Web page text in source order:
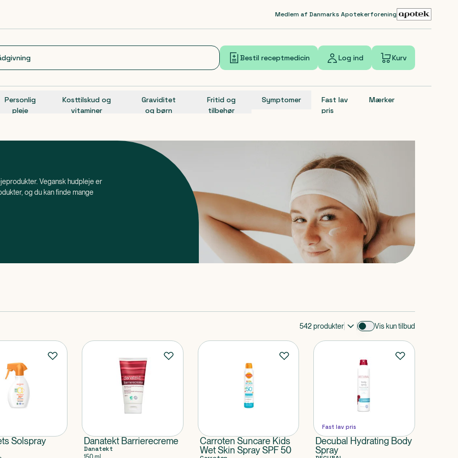
Medlem af Danmarks Apotekerforening
Bestil receptmedicin Log ind Kurv
Personlig
pleje
Kosttilskud og
vitaminer
Graviditet
og børn
Fritid og
tilbehør
Symptomer
Fast lav
pris
Mærker
Vegansk hudpleje er
og du kan finde mange
542produkter Vis kun tilbud
Solspray
Danatekt Barrierecreme
Danatekt
Carroten Suncare Kids
Wet Skin Spray SPF 50
Fast lav pris
Decubal Hydrating Body
Spray